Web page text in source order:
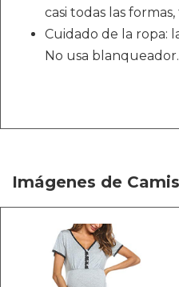
casi todas las
Cuidado de la ropa:
No usa
Imágenes de